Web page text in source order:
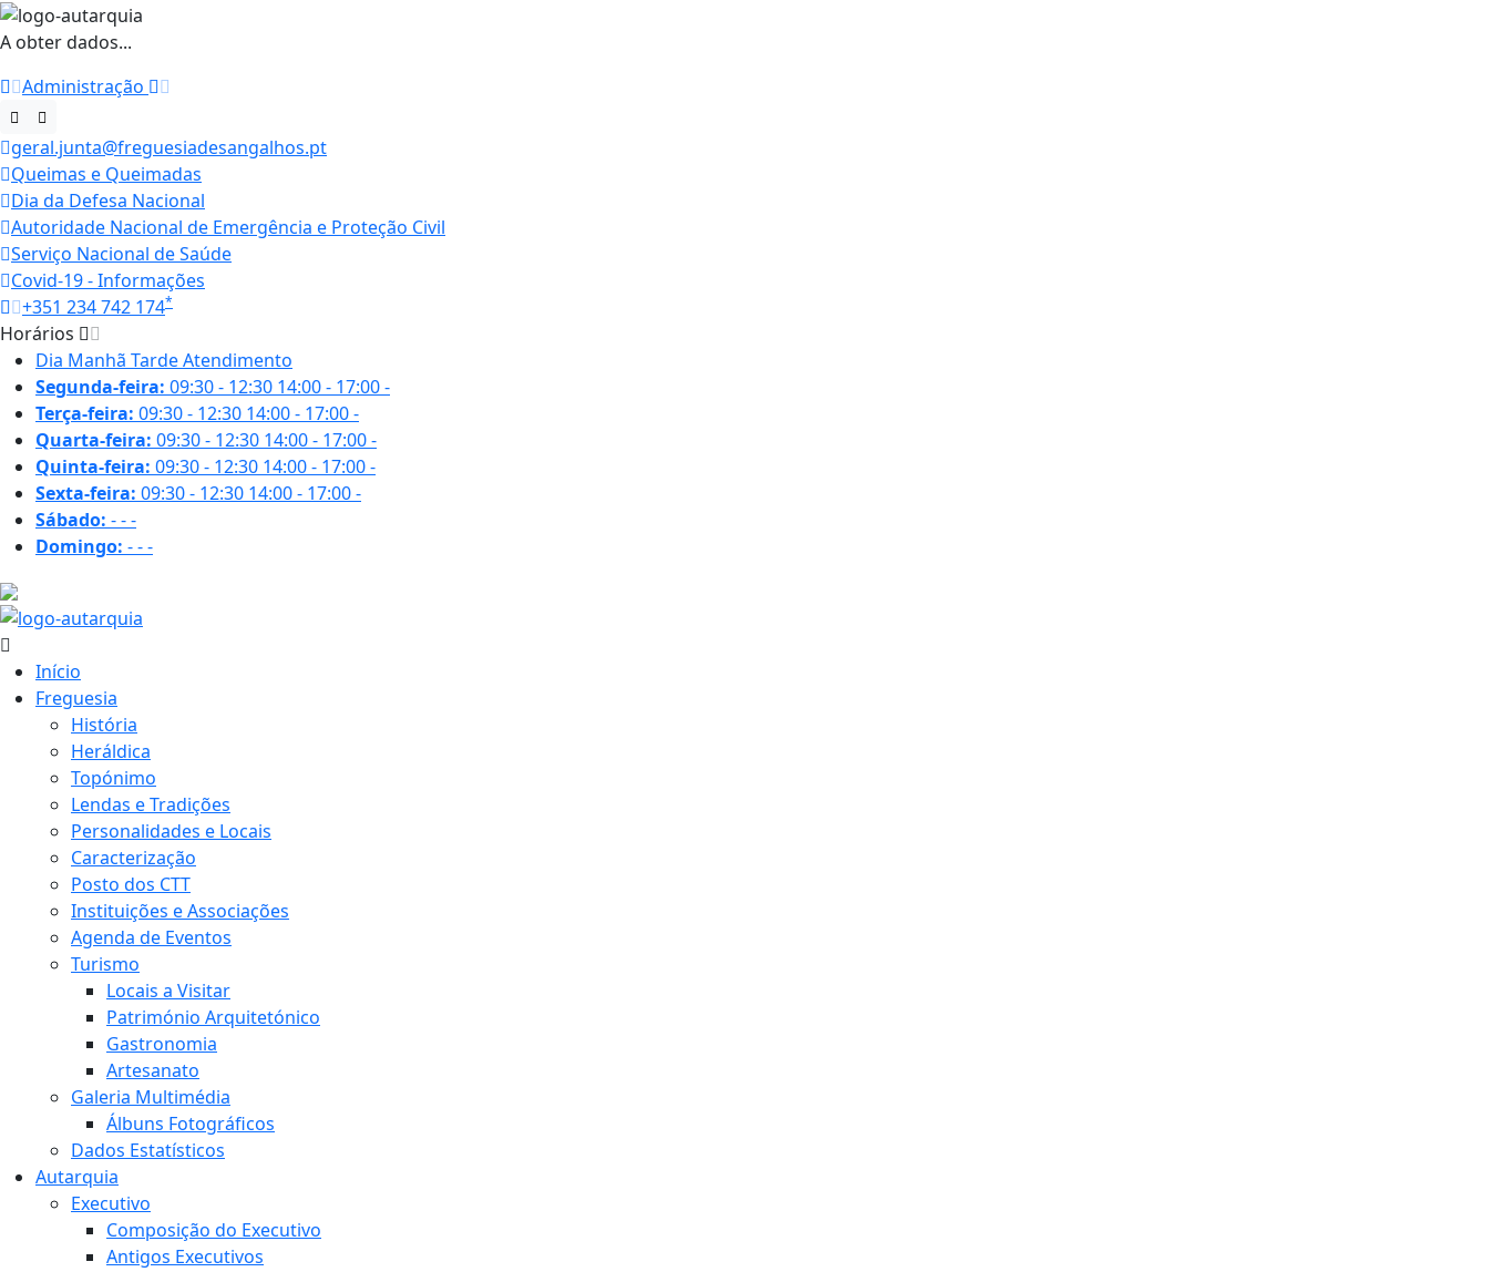
A obter dados...
Administração
geral.junta@freguesiadesangalhos.pt
Queimas e Queimadas
Dia da Defesa Nacional
Autoridade Nacional de Emergência e Proteção Civil
Serviço Nacional de Saúde
Covid-19 - Informações
+351 234 742 174*
Horários
Dia Manhã TardeAtendimento
Segunda-feira: 09:30 - 12:30 14:00 - 17:00-
Terça-feira: 09:30 - 12:30 14:00 - 17:00-
Quarta-feira: 09:30 - 12:30 14:00 - 17:00-
Quinta-feira: 09:30 - 12:30 14:00 - 17:00-
Sexta-feira: 09:30 - 12:30 14:00 - 17:00-
Sábado: ---
Domingo: ---
Início
Freguesia
História
Heráldica
Topónimo
Lendas e Tradições
Personalidades e Locais
Caracterização
Posto dos CTT
Instituições e Associações
Agenda de Eventos
Turismo
Locais a Visitar
Património Arquitetónico
Gastronomia
Artesanato
Galeria Multimédia
Álbuns Fotográficos
Dados Estatísticos
Autarquia
Executivo
Composição do Executivo
Antigos Executivos